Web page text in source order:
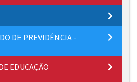
DE PREVIDÊNCIA -
EDUCAÇÃO